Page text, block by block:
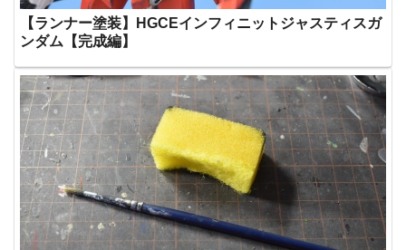
【ランナー塗装】HGCEインフィニットジャスティスガ
ンダム【完成編】